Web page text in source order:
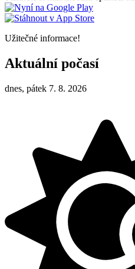
Užitečné informace!
Aktuální počasí
dnes, pátek 7. 8. 2026